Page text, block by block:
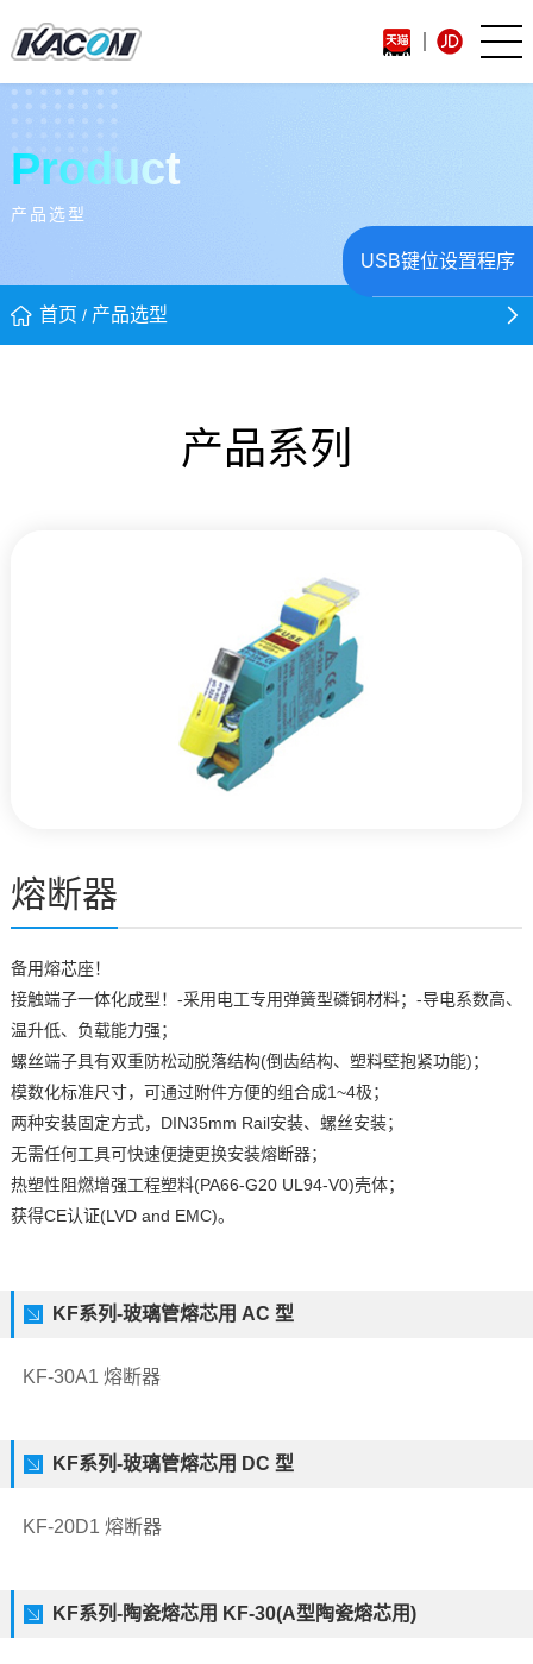
Product
产品选型
首页 / 产品选型
产品系列
熔断器
备用熔芯座！
接触端子一体化成型！-采用电工专用弹簧型磷铜材料；-导电系数高、
温升低、负载能力强；
螺丝端子具有双重防松动脱落结构(倒齿结构、塑料壁抱紧功能)；
模数化标准尺寸，可通过附件方便的组合成1~4极；
两种安装固定方式，DIN35mm Rail安装、螺丝安装；
无需任何工具可快速便捷更换安装熔断器；
热塑性阻燃增强工程塑料(PA66-G20 UL94-V0)壳体；
获得CE认证(LVD and EMC)。
KF系列-玻璃管熔芯用 AC 型
KF-30A1 熔断器
KF系列-玻璃管熔芯用 DC 型
KF-20D1 熔断器
KF系列-陶瓷熔芯用 KF-30(A型陶瓷熔芯用)
USB键位设置程序